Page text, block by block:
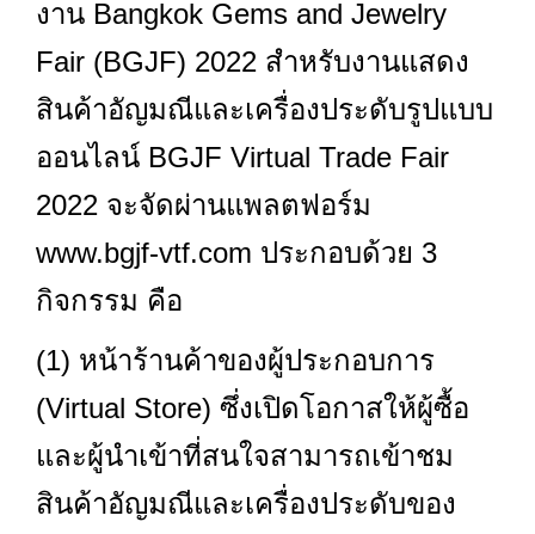
งาน Bangkok Gems and Jewelry
Fair (BGJF) 2022 สำหรับงานแสดง
สินค้าอัญมณีและเครื่องประดับรูปแบบ
ออนไลน์ BGJF Virtual Trade Fair
2022 จะจัดผ่านแพลตฟอร์ม
www.bgjf-vtf.com ประกอบด้วย 3
กิจกรรม คือ
(1) หน้าร้านค้าของผู้ประกอบการ
(Virtual Store) ซึ่งเปิดโอกาสให้ผู้ซื้อ
และผู้นำเข้าที่สนใจสามารถเข้าชม
สินค้าอัญมณีและเครื่องประดับของ